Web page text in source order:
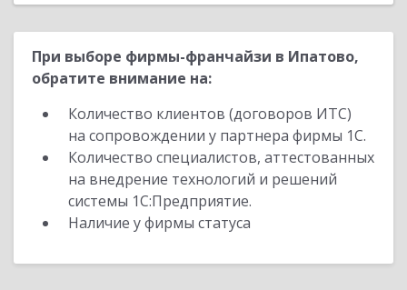
При выборе фирмы-франчайзи в Ипатово,
обратите внимание на:
Количество клиентов (договоров ИТС)
на сопровождении у партнера фирмы 1С.
Количество специалистов, аттестованных
на внедрение технологий и решений
системы 1С:Предприятие.
Наличие у фирмы статуса